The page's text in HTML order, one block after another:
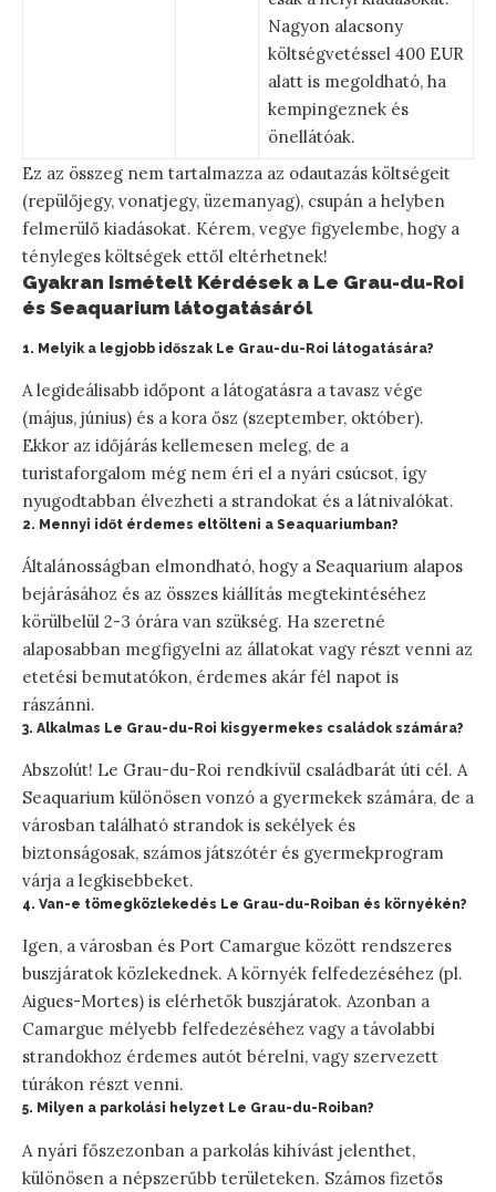
Nagyon alacsony
költségvetéssel 400 EUR
alatt is megoldható, ha
kempingeznek és
önellátóak.
Ez az összeg nem tartalmazza az odautazás költségeit
(repülőjegy, vonatjegy, üzemanyag), csupán a helyben
felmerülő kiadásokat. Kérem, vegye figyelembe, hogy a
tényleges költségek ettől eltérhetnek!
Gyakran Ismételt Kérdések a Le Grau-du-Roi
és Seaquarium látogatásáról
1. Melyik a legjobb időszak Le Grau-du-Roi látogatására?
A legideálisabb időpont a látogatásra a tavasz vége
(május, június) és a kora ősz (szeptember, október).
Ekkor az időjárás kellemesen meleg, de a
turistaforgalom még nem éri el a nyári csúcsot, így
nyugodtabban élvezheti a strandokat és a látnivalókat.
2. Mennyi időt érdemes eltölteni a Seaquariumban?
Általánosságban elmondható, hogy a Seaquarium alapos
bejárásához és az összes kiállítás megtekintéséhez
körülbelül 2-3 órára van szükség. Ha szeretné
alaposabban megfigyelni az állatokat vagy részt venni az
etetési bemutatókon, érdemes akár fél napot is
rászánni.
3. Alkalmas Le Grau-du-Roi kisgyermekes családok számára?
Abszolút! Le Grau-du-Roi rendkívül családbarát úti cél. A
Seaquarium különösen vonzó a gyermekek számára, de a
városban található strandok is sekélyek és
biztonságosak, számos játszótér és gyermekprogram
várja a legkisebbeket.
4. Van-e tömegközlekedés Le Grau-du-Roiban és környékén?
Igen, a városban és Port Camargue között rendszeres
buszjáratok közlekednek. A környék felfedezéséhez (pl.
Aigues-Mortes) is elérhetők buszjáratok. Azonban a
Camargue mélyebb felfedezéséhez vagy a távolabbi
strandokhoz érdemes autót bérelni, vagy szervezett
túrákon részt venni.
5. Milyen a parkolási helyzet Le Grau-du-Roiban?
A nyári főszezonban a parkolás kihívást jelenthet,
különösen a népszerűbb területeken. Számos fizetős